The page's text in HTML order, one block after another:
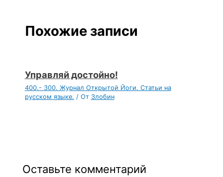
Похожие записи
Управляй достойно!
400.- 300. Журнал Открытой Йоги. Статьи на
русском языке. / От Злобин
Оставьте комментарий